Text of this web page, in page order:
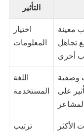
التأثير
اختيار
المعلومات
معينة
تجاهل
اللغة
المستخدمة
وصفية
على
ترتيب
الأكثر